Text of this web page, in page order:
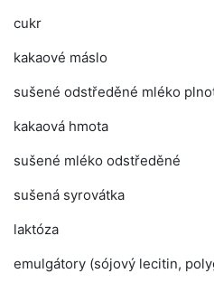
cukr
kakaové máslo
sušené odstředěné mléko
kakaová hmota
sušené mléko odstředěné
sušená syrovátka
laktóza
emulgátory (sójový lecitin,